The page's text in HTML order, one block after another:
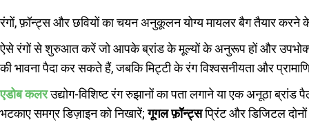
रंगों, फ़ॉन्ट्स और छवियों का चयन अनुकूलन योग्य मायलर बैग तैयार करने
ऐसे रंगों से शुरुआत करें जो आपके ब्रांड के मूल्यों के अनुरूप हों और
की भावना पैदा कर सकते हैं, जबकि मिट्टी के रंग विश्वसनीयता और
एडोब कलरउद्योग-विशिष्ट रंग रुझानों का पता लगाने या एक अनूठा
भटकाए समग्र डिज़ाइन को निखारें;गूगल फ़ॉन्ट्सप्रिंट और डिजिटल